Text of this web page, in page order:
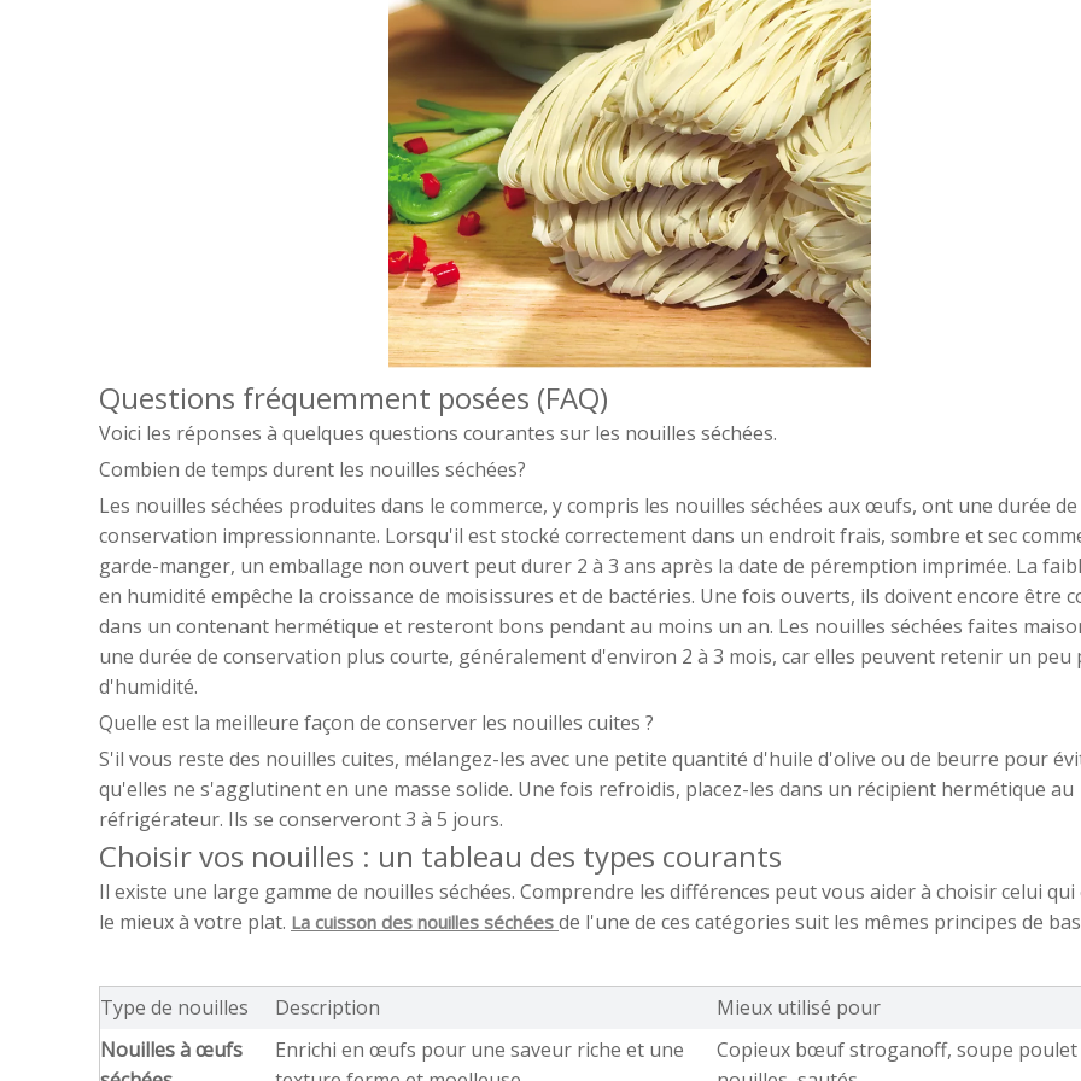
Questions fréquemment posées (FAQ)
Voici les réponses à quelques questions courantes sur les nouilles séchées.
Combien de temps durent les nouilles séchées?
Les nouilles séchées produites dans le commerce, y compris les nouilles séchées aux œufs, ont une durée de
conservation impressionnante. Lorsqu'il est stocké correctement dans un endroit frais, sombre et sec
garde-manger, un emballage non ouvert peut durer 2 à 3 ans après la date de péremption imprimée. La
en humidité empêche la croissance de moisissures et de bactéries. Une fois ouverts, ils doivent encore être
dans un contenant hermétique et resteront bons pendant au moins un an. Les nouilles séchées faites
une durée de conservation plus courte, généralement d'environ 2 à 3 mois, car elles peuvent retenir un peu
d'humidité.
Quelle est la meilleure façon de conserver les nouilles cuites ?
S'il vous reste des nouilles cuites, mélangez-les avec une petite quantité d'huile d'olive ou de beurre pour
qu'elles ne s'agglutinent en une masse solide. Une fois refroidis, placez-les dans un récipient hermétique au
réfrigérateur. Ils se conserveront 3 à 5 jours.
Choisir vos nouilles : un tableau des types courants
Il existe une large gamme de nouilles séchées. Comprendre les différences peut vous aider à choisir celui
le mieux à votre plat. La cuisson des nouilles séchées de l'une de ces catégories suit les mêmes principes de
Type de nouilles Description
Mieux utilisé pour
Nouilles à œufs
Enrichi en œufs pour une saveur riche et une
Copieux bœuf stroganoff, soupe